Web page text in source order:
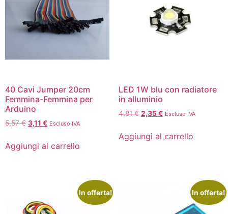
40 Cavi Jumper 20cm
Femmina-Femmina per
Arduino
5,57€ 3,11 € Escluso IVA
Aggiungi al carrello
LED 1W blu con radiatore
in alluminio
4,81€ 2,35€ Escluso IVA
Aggiungi al carrello
In offerta! In offerta!